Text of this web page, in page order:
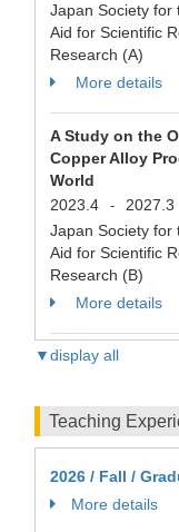
Japan Society
Aid for Scientific
Research (A)
More details
A Study on the
Copper Alloy
World
2023.4
-
2027.3
Japan Society
Aid for Scientific
Research (B)
More details
▼display all
Teaching
2026 / Fall /
More details